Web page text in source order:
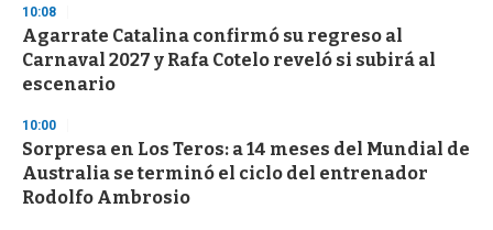
10:08
Agarrate Catalina confirmó su regreso al
Carnaval 2027 y Rafa Cotelo reveló si subirá al
escenario
10:00
Sorpresa en Los Teros: a 14 meses del Mundial de
Australia se terminó el ciclo del entrenador
Rodolfo Ambrosio